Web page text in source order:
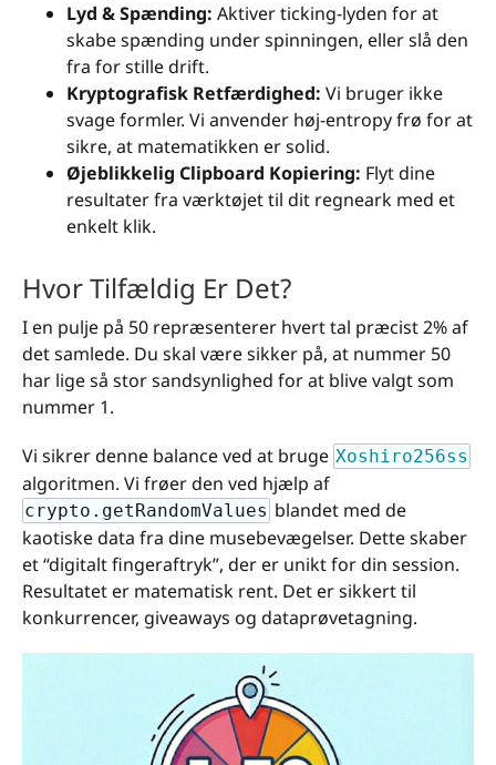
Lyd & Spænding: Aktiver ticking-lyden for at
skabe spænding under spinningen, eller slå den
fra for stille drift.
Kryptografisk Retfærdighed: Vi bruger ikke
svage formler. Vi anvender høj-entropy frø for at
sikre, at matematikken er solid.
Øjeblikkelig Clipboard Kopiering: Flyt dine
resultater fra værktøjet til dit regneark med et
enkelt klik.
Hvor Tilfældig Er Det?
I en pulje på 50 repræsenterer hvert tal præcist 2% af
det samlede. Du skal være sikker på, at nummer 50
har lige så stor sandsynlighed for at blive valgt som
nummer 1.
Vi sikrer denne balance ved at bruge Xoshiro256ss
algoritmen. Vi frøer den ved hjælp af
crypto.getRandomValues blandet med de
kaotiske data fra dine musebevægelser. Dette skaber
et “digitalt fingeraftryk”, der er unikt for din session.
Resultatet er matematisk rent. Det er sikkert til
konkurrencer, giveaways og dataprøvetagning.